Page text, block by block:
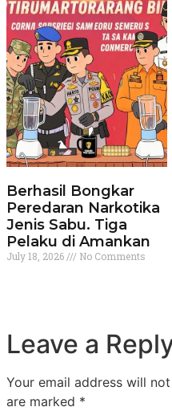
Berhasil Bongkar
Peredaran Narkotika
Jenis Sabu. Tiga
Pelaku di Amankan
July 18, 2026 No Comments
Leave a
Your email address will
are marked *